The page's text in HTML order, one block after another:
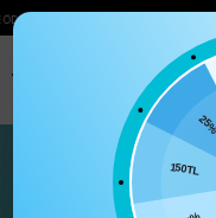
750₺ ÜZERI KARGO ÜCRETSIZ
TÜM ÜRÜNLER
5%
150TL